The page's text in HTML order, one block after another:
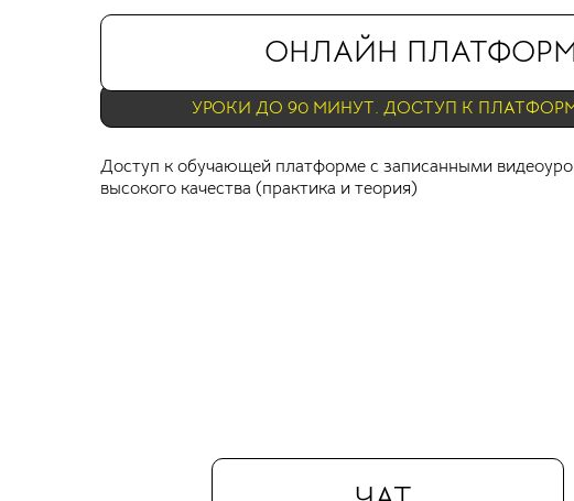
ОНЛАЙН
Доступ к обучающей платформе с записанными
высокого качества (практика и теория)
УРОКИ ДО 90 МИНУТ. ДОСТУП К